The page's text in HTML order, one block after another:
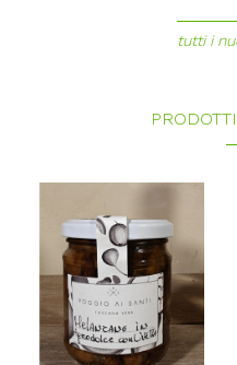
tutti i
Olio extra vergine di oliva del
Poggio bio IGP 0.75L
22,00 €Tasse incluse